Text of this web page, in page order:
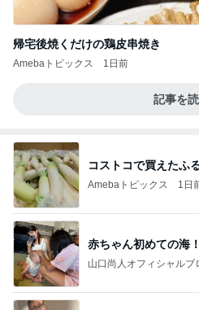
帰宅後焼くだけの鶏皮串焼き
Amebaトピックス 1日前
記事を
コストコで買えたふ
Amebaトピックス 1日
赤ちゃん初めての海
山口尚人オフィシャルブ